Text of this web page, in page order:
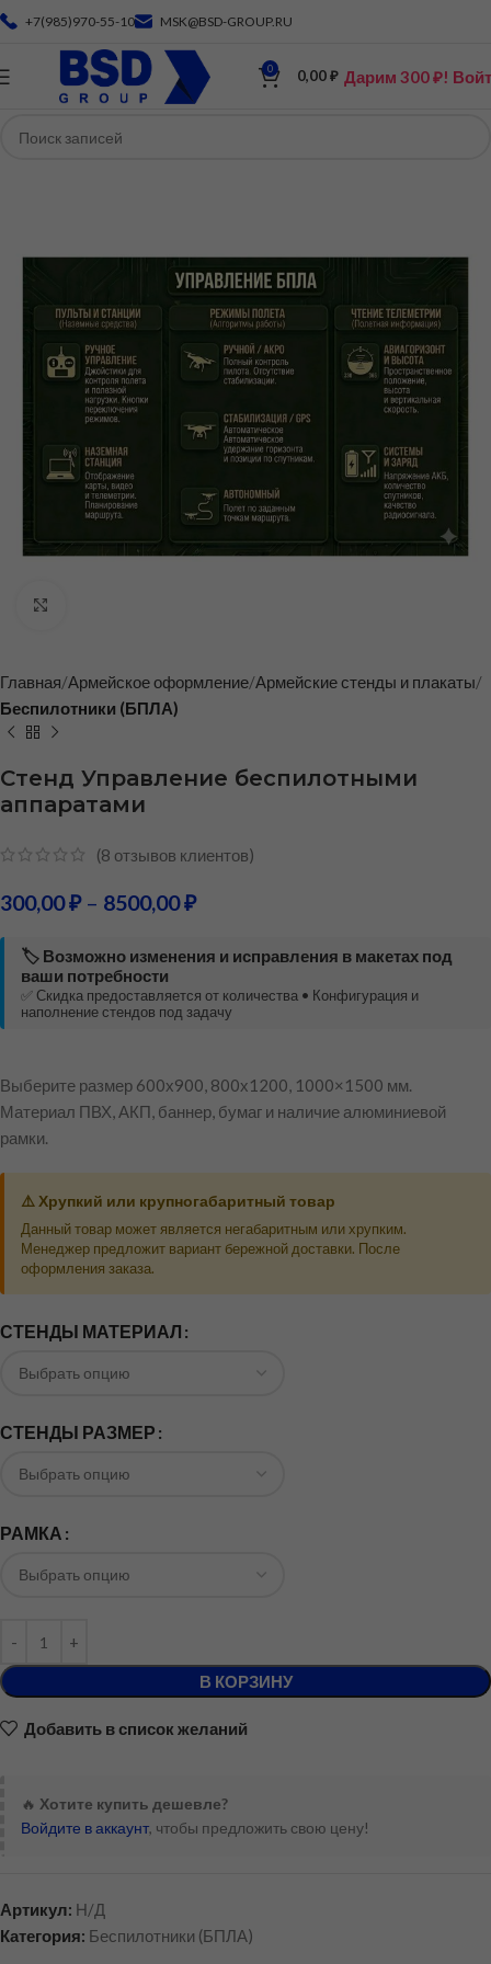
+7(985)970-55-10 MSK@BSD-GROUP.RU
0 0,00₽ Дарим 300 ₽!
Главная Армейское оформление Армейские стенды и плакаты
Беспилотники (БПЛА)
Стенд Управление беспилотными
аппаратами
(8 отзывов клиентов)
300,00₽ – 8500,00₽
🏷️ Возможно изменения и исправления в макетах под
ваши потребности
✅ Скидка предоставляется от количества • Конфигурация и
наполнение стендов под задачу
Выберите размер 600х900, 800х1200, 1000×1500 мм.
Материал ПВХ, АКП, баннер, бумаг и наличие алюминиевой
рамки.
⚠️ Хрупкий или крупногабаритный товар
Данный товар может является негабаритным или хрупким.
Менеджер предложит вариант бережной доставки. После
оформления заказа.
СТЕНДЫ МАТЕРИАЛ
СТЕНДЫ РАЗМЕР
РАМКА
В КОРЗИНУ
Добавить в список желаний
🔥 Хотите купить дешевле?
Войдите в аккаунт, чтобы предложить свою цену!
Артикул: Н/Д
Категория: Беспилотники (БПЛА)